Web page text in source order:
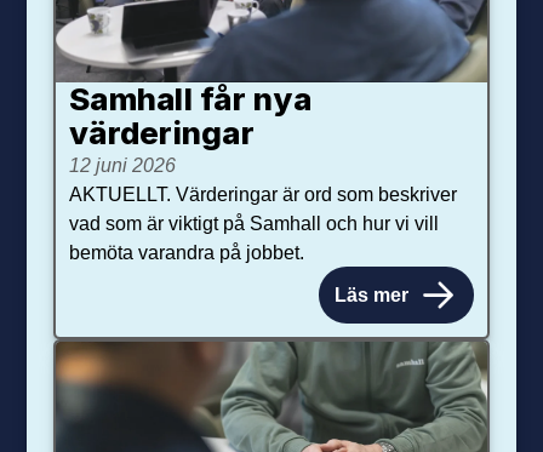
Samhall får nya
värdering­ar
12 juni 2026
AKTUELLT. Värderingar är ord som beskriver
vad som är viktigt på Samhall och hur vi vill
bemöta varandra på jobbet.
Läs mer